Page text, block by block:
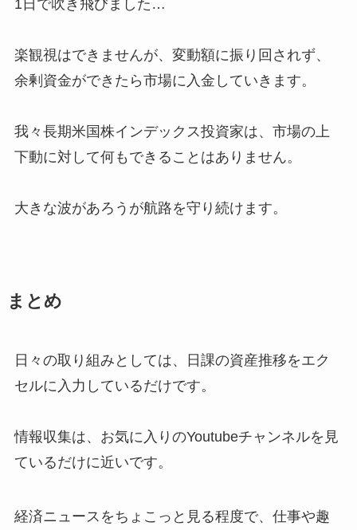
1日で吹き飛びました…
楽観視はできませんが、変動額に振り回されず、
余剰資金ができたら市場に入金していきます。
我々長期米国株インデックス投資家は、市場の上
下動に対して何もできることはありません。
大きな波があろうが航路を守り続けます。
まとめ
日々の取り組みとしては、日課の資産推移をエク
セルに入力しているだけです。
情報収集は、お気に入りのYoutubeチャンネルを見
ているだけに近いです。
経済ニュースをちょこっと見る程度で、仕事や趣